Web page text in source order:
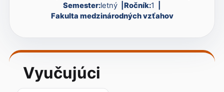
Semester:letný Ročník:1
Fakulta medzinárodných vzťahov
Vyučujúci